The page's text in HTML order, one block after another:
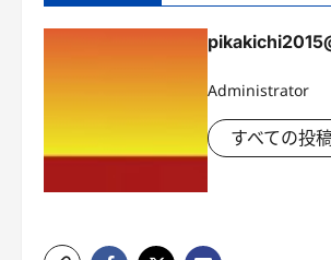
Administrator
すべての投